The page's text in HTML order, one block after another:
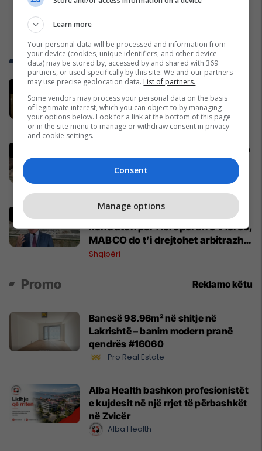
Trend Telegrafi
Kurti pas takimit me Abdixhikun:
Nuk kemi marrëveshje politike me
LDK-në
Politikë
Ukrainasit i kapin ushtarët rusë në
strehimoret e kamufluara
Pacolli: Nëse Shqipëria zgjidh
kontratën për Aeroportin e Vlorës,
MABCO do t’i drejtohet arbitrazhit
ndërkombëtar
Shqipëri
Promo Reklamo këtu
Banesë 98.96m² në shitje në
Lakrishtë – banim modern pranë
qendrës #16060
Pro Real Estate
Alba Health bashkon profesionistët
e kujdesit në një rrjet të përbashkët
në Zvicër
Alba Health
Learn more
Your personal data will be processed and information from
your device (cookies, unique identifiers, and other device
data) may be stored by, accessed by and shared with 369
partners, or used specifically by this site. We and our partners
may use precise geolocation data. List of partners.
Some vendors may process your personal data on the basis
of legitimate interest, which you can object to by managing
your options below. Look for a link at the bottom of this page
or in the site menu to manage or withdraw consent in privacy
and cookie settings.
Consent
Manage options